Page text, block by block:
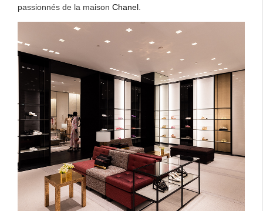
passionnés de la maison Chanel